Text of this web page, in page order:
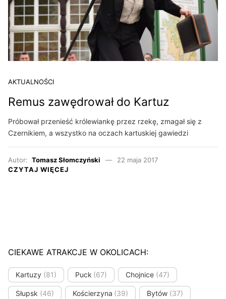
AKTUALNOŚCI
Remus zawędrował do Kartuz
Próbował przenieść królewiankę przez rzekę, zmagał się z
Czernikiem, a wszystko na oczach kartuskiej gawiedzi
Autor: Tomasz Słomczyński
22 maja 2017
CZYTAJ WIĘCEJ
CIEKAWE ATRAKCJE W OKOLICACH:
Kartuzy (81) Puck (67) Chojnice (47)
Słupsk (46) Kościerzyna (39) Bytów (37)